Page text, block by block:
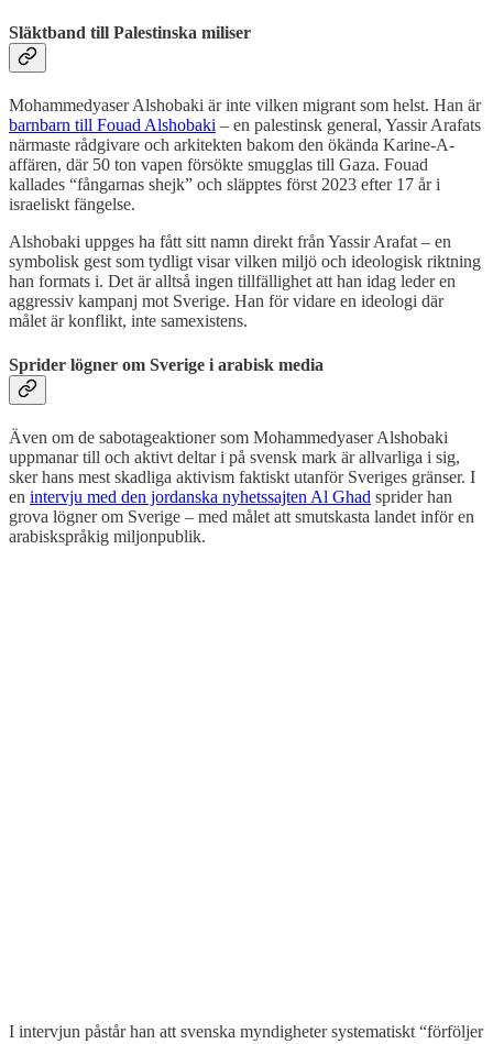
Släktband till Palestinska miliser
Mohammedyaser Alshobaki är inte vilken migrant som helst. Han är
barnbarn till Fouad Alshobaki – en palestinsk general, Yassir Arafats
närmaste rådgivare och arkitekten bakom den ökända Karine-A-
affären, där 50 ton vapen försökte smugglas till Gaza. Fouad
kallades “fångarnas shejk” och släpptes först 2023 efter 17 år i
israeliskt fängelse.
Alshobaki uppges ha fått sitt namn direkt från Yassir Arafat – en
symbolisk gest som tydligt visar vilken miljö och ideologisk riktning
han formats i. Det är alltså ingen tillfällighet att han idag leder en
aggressiv kampanj mot Sverige. Han för vidare en ideologi där
målet är konflikt, inte samexistens.
Sprider lögner om Sverige i arabisk media
Även om de sabotageaktioner som Mohammedyaser Alshobaki
uppmanar till och aktivt deltar i på svensk mark är allvarliga i sig,
sker hans mest skadliga aktivism faktiskt utanför Sveriges gränser. I
en intervju med den jordanska nyhetssajten Al Ghad sprider han
grova lögner om Sverige – med målet att smutskasta landet inför en
arabiskspråkig miljonpublik.
I intervjun påstår han att svenska myndigheter systematiskt “förföljer